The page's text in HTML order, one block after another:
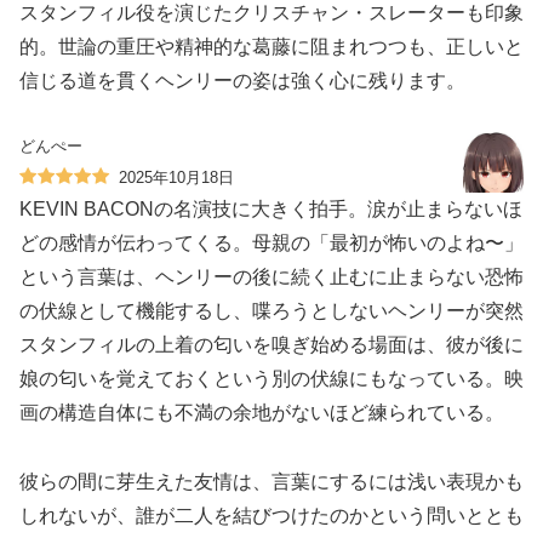
スタンフィル役を演じたクリスチャン・スレーターも印象
的。世論の重圧や精神的な葛藤に阻まれつつも、正しいと
信じる道を貫くヘンリーの姿は強く心に残ります。
どんぺー
2025年10月18日
KEVIN BACONの名演技に大きく拍手。涙が止まらないほ
どの感情が伝わってくる。母親の「最初が怖いのよね〜」
という言葉は、ヘンリーの後に続く止むに止まらない恐怖
の伏線として機能するし、喋ろうとしないヘンリーが突然
スタンフィルの上着の匂いを嗅ぎ始める場面は、彼が後に
娘の匂いを覚えておくという別の伏線にもなっている。映
画の構造自体にも不満の余地がないほど練られている。
彼らの間に芽生えた友情は、言葉にするには浅い表現かも
しれないが、誰が二人を結びつけたのかという問いととも